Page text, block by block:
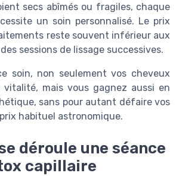
secs abîmés ou fragiles, chaque
un soin personnalisé. Le prix
reste souvent inférieur aux
sessions de lissage successives.
soin, non seulement vos cheveux
mais vous gagnez aussi en
sans pour autant défaire vos
habituel astronomique.
déroule une séance
capillaire